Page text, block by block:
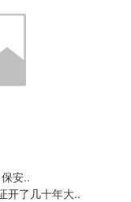
安..
开了几十年大..